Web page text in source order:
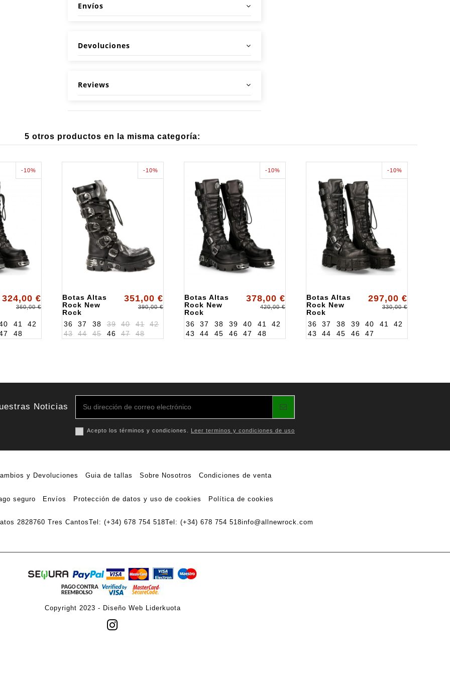
Envíos
Devoluciones
Reviews
5 otros productos en la misma categoría:
-10%
324,00 €
360,00 €
41
42
48
-10%
Botas Altas
Rock New
Rock
ALK403S1
351,00 €
390,00 €
36 37 38 39 40 41
42
43
44 45 46 47 48
-10%
Botas Altas
Rock New
Rock
ALK272MTS1
378,00 €
420,00 €
36 37 38 39 40 41
42
43
44 45 46 47 48
-10%
Botas Altas
Rock New
Rock
ALK272S3
297,00 €
330,00 €
36 37 38 39 40 41
42
43
44 45 46 47
Noticias
Acepto los términos y condiciones. Leer terminos y condiciones de uso
y Devoluciones Guia de tallas Sobre Nosotros Condiciones de venta
seguro Envíos Protección de datos y uso de cookies Política de cookies
2828760 Tres CantosTel: (+34) 678 754 518Tel: (+34) 678 754 518info@allnewrock.com
Copyright 2023 - Diseño Web Liderkuota